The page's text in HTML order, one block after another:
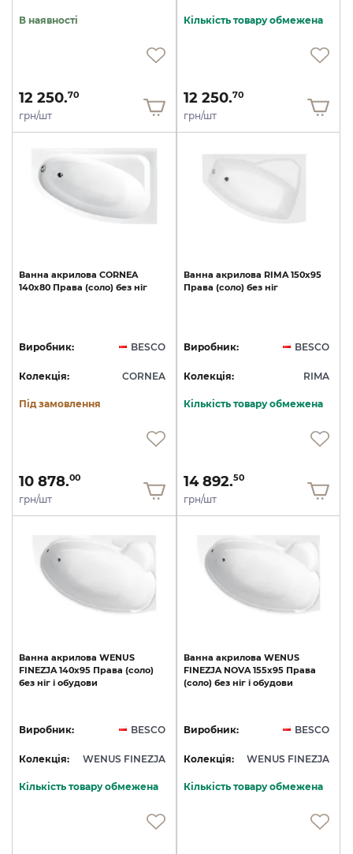
В наявності
12 250.70
грн/шт
Кількість товару обмежена
12 250.70
грн/шт
Ванна акрилова CORNEA
140х80 Права (соло) без ніг
Виробник: BESCO
Колекція: CORNEA
Під замовлення
10 878.00
грн/шт
Ванна акрилова RIMA 150х95
Права (соло) без ніг
Виробник: BESCO
Колекція: RIMA
Кількість товару обмежена
14 892.50
грн/шт
Ванна акрилова WENUS
FINEZJA 140х95 Права (соло)
без ніг і обудови
Виробник: BESCO
Колекція: WENUS FINEZJA
Кількість товару обмежена
Ванна акрилова WENUS
FINEZJA NOVA 155х95 Права
(соло) без ніг і обудови
Виробник: BESCO
Колекція: WENUS FINEZJA
Кількість товару обмежена